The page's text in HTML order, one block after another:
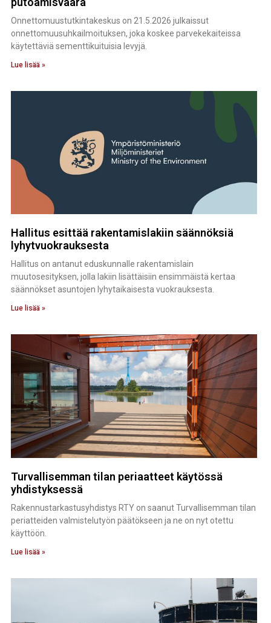
Onnettomuustutkintakeskus on 21.5.2026 julkaissut
onnettomuusuhkailmoituksen, joka koskee parvekekaiteissa
käytettäviä sementtikuituisia levyjä.
Lue lisää »
Hallitus esittää rakentamislakiin säännöksiä
lyhytvuokrauksesta
Hallitus on antanut eduskunnalle rakentamislain
muutosesityksen, jolla lakiin lisättäisiin ensimmäistä kertaa
säännökset asuntojen lyhytaikaisesta vuokrauksesta.
Lue lisää »
Turvallisemman tilan periaatteet käytössä
yhdistyksessä
Rakennustarkastusyhdistys RTY on saanut Turvallisemman tilan
periatteiden valmistelutyön päätökseen ja ne on nyt otettu
käyttöön.
Lue lisää »